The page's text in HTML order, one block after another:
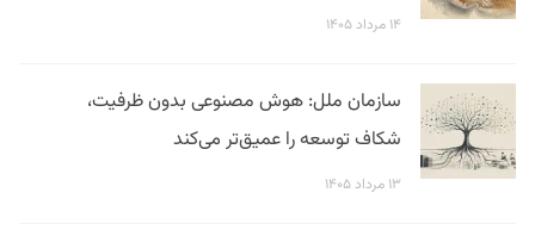
۱۴ مرداد ۱۴۰۵
سازمان ملل: هوش مصنوعی بدون ظرفیت،
شکاف توسعه را عمیق‌تر می‌کند
۱۳ مرداد ۱۴۰۵